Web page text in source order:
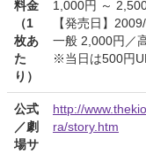
料金
（1
枚あ
た
り）
1,000円 ～
【発売日】
一般 2,000円／
※当日は500円
公式
／劇
場サ
http://
ra/story.htm